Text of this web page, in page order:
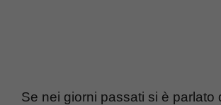
Se nei giorni passati si è parlato